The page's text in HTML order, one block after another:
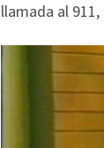
llamada al